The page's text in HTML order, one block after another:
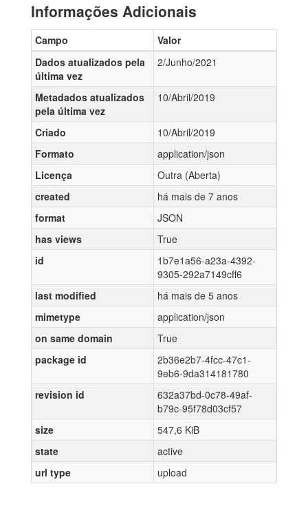
Informações Adicionais
Campo
Valor
Dados atualizados pela
última vez
2/Junho/2021
Metadados atualizados
pela última vez
10/Abril/2019
Criado
10/Abril/2019
Formato
application/json
Licença
Outra (Aberta)
created
há mais de 7 anos
format
JSON
has views
True
id
1b7e1a56-a23a-4392-
9305-292a7149cff6
last modified
há mais de 5 anos
mimetype
application/json
on same domain
True
package id
2b36e2b7-4fcc-47c1-
9eb6-9da314181780
revision id
632a37bd-0c78-49af-
b79c-95f78d03cf57
size
547,6 KiB
state
active
url type
upload